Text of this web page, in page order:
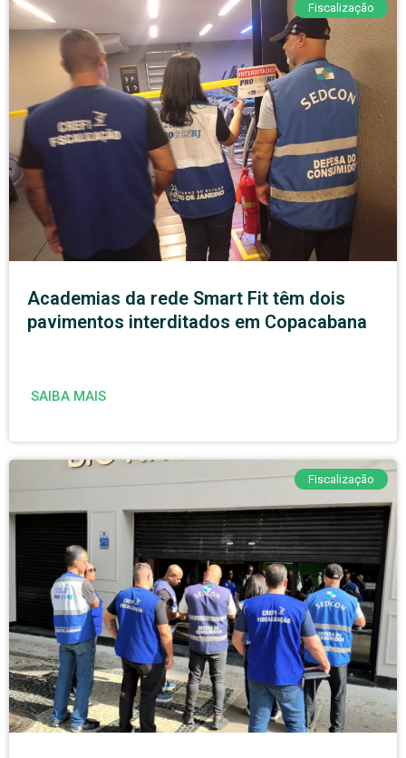
Fiscalização
Academias da rede Smart Fit têm dois
pavimentos interditados em Copacabana
SAIBA MAIS
Fiscalização